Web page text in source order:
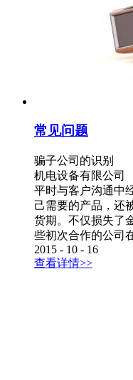
常见问题
骗子公司的
机电设备有限公司
平时与客户沟通中
己需要的产品，还
货期。不仅损失了
些初次合作的公司
2015 - 10 - 16
查看详情>>